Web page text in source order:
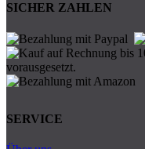
SICHER ZAHLEN
SERVICE